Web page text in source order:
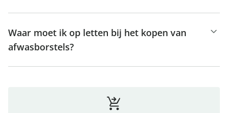
Waar moet ik op letten bij het kopen van
afwasborstels?